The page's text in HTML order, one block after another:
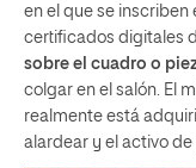
en el que se inscriben
certificados digitales
sobre el cuadro o
colgar en el salón. El
realmente está
alardear y el activo de